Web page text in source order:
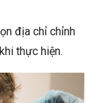
địa chỉ chỉnh
thực hiện.